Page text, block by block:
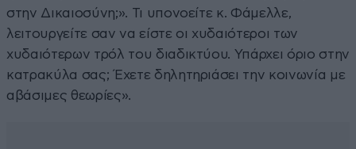
στην Δικαιοσύνη;». Τι υπονοείτε κ. Φάμελλε,
λειτουργείτε σαν να είστε οι χυδαιότεροι των
χυδαιότερων τρόλ του διαδικτύου. Υπάρχει όριο στην
κατρακύλα σας; Έχετε δηλητηριάσει την κοινωνία με
αβάσιμες θεωρίες».